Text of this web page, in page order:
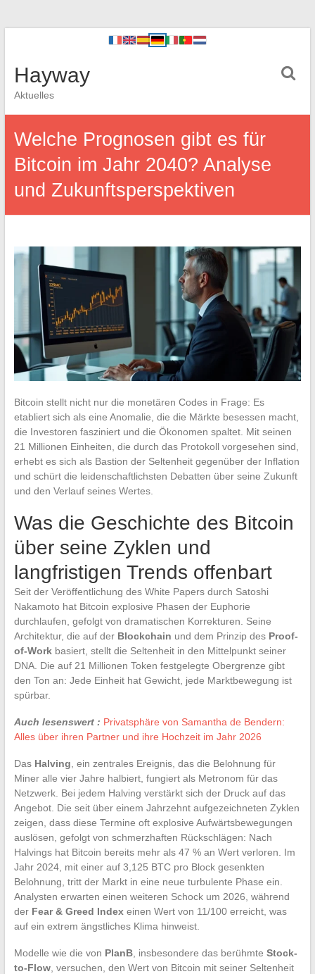
Hayway
Aktuelles
Welche Prognosen gibt es für
Bitcoin im Jahr 2040? Analyse
und Zukunftsperspektiven
Bitcoin stellt nicht nur die monetären Codes in Frage: Es
etabliert sich als eine Anomalie, die die Märkte besessen macht,
die Investoren fasziniert und die Ökonomen spaltet. Mit seinen
21 Millionen Einheiten, die durch das Protokoll vorgesehen sind,
erhebt es sich als Bastion der Seltenheit gegenüber der Inflation
und schürt die leidenschaftlichsten Debatten über seine Zukunft
und den Verlauf seines Wertes.
Was die Geschichte des Bitcoin
über seine Zyklen und
langfristigen Trends offenbart
Seit der Veröffentlichung des White Papers durch Satoshi
Nakamoto hat Bitcoin explosive Phasen der Euphorie
durchlaufen, gefolgt von dramatischen Korrekturen. Seine
Architektur, die auf der Blockchain und dem Prinzip des Proof-
of-Workbasiert, stellt die Seltenheit in den Mittelpunkt seiner
DNA. Die auf 21 Millionen Token festgelegte Obergrenze gibt
den Ton an: Jede Einheit hat Gewicht, jede Marktbewegung ist
spürbar.
Auch lesenswert : Privatsphäre von Samantha de Bendern:
Alles über ihren Partner und ihre Hochzeit im Jahr 2026
Das Halving , ein zentrales Ereignis, das die Belohnung für
Miner alle vier Jahre halbiert, fungiert als Metronom für das
Netzwerk. Bei jedem Halving verstärkt sich der Druck auf das
Angebot. Die seit über einem Jahrzehnt aufgezeichneten Zyklen
zeigen, dass diese Termine oft explosive Aufwärtsbewegungen
auslösen, gefolgt von schmerzhaften Rückschlägen: Nach
Halvings hat Bitcoin bereits mehr als 47 % an Wert verloren. Im
Jahr 2024, mit einer auf 3,125 BTC pro Block gesenkten
Belohnung, tritt der Markt in eine neue turbulente Phase ein.
Analysten erwarten einen weiteren Schock um 2026, während
der Fear & Greed Indexeinen Wert von 11/100 erreicht, was
auf ein extrem ängstliches Klima hinweist.
Modelle wie die von PlanB, insbesondere das berühmte Stock-
to-Flow, versuchen, den Wert von Bitcoin mit seiner Seltenheit